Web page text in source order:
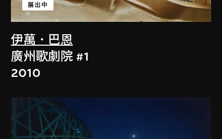
伊萬．巴恩
展出中
廣州歌劇院 #1
2010